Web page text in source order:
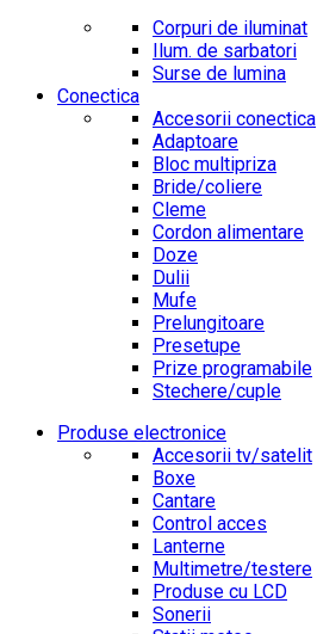
Corpuri de iluminat
Ilum. de sarbatori
Surse de lumina
Conectica
Accesorii conectica
Adaptoare
Bloc multipriza
Bride/coliere
Cleme
Cordon alimentare
Doze
Dulii
Mufe
Prelungitoare
Presetupe
Prize programabile
Stechere/cuple
Produse electronice
Accesorii tv/satelit
Boxe
Cantare
Control acces
Lanterne
Multimetre/testere
Produse cu LCD
Sonerii